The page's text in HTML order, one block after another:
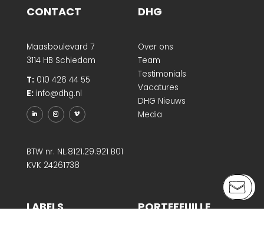
CONTACT
Maasboulevard 7
3114 HB Schiedam
T:010 426 44 55
E:info@dhg.nl
BTW nr. NL.8121.29.921 B01
KVK 24261738
DHG
Over ons
Team
Testimonials
Vacatures
DHG Nieuws
Media
LABELS PORTEFEUILLE